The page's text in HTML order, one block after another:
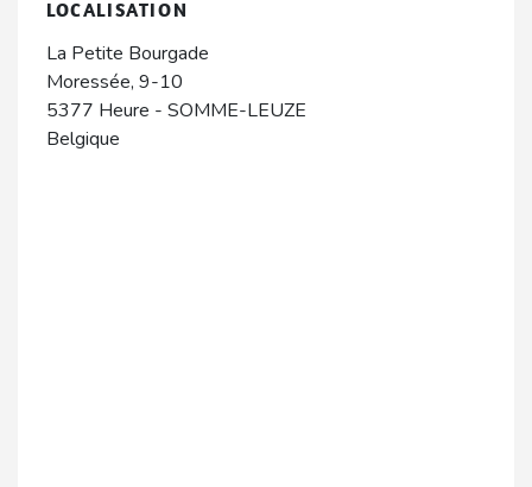
LOCALISATION
La Petite Bourgade
Moressée, 9-10
5377 Heure - SOMME-LEUZE
Belgique